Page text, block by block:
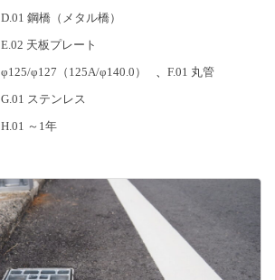
D.01 鋼橋（メタル橋）
E.02 天板プレート
φ125/φ127（125A/φ140.0） 、F.01 丸管
G.01 ステンレス
H.01 ～1年